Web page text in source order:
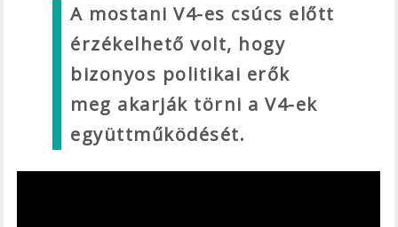
A mostani V4-es csúcs előtt
érzékelhető volt, hogy
bizonyos politikai erők
meg akarják törni a V4-ek
együttműködését.